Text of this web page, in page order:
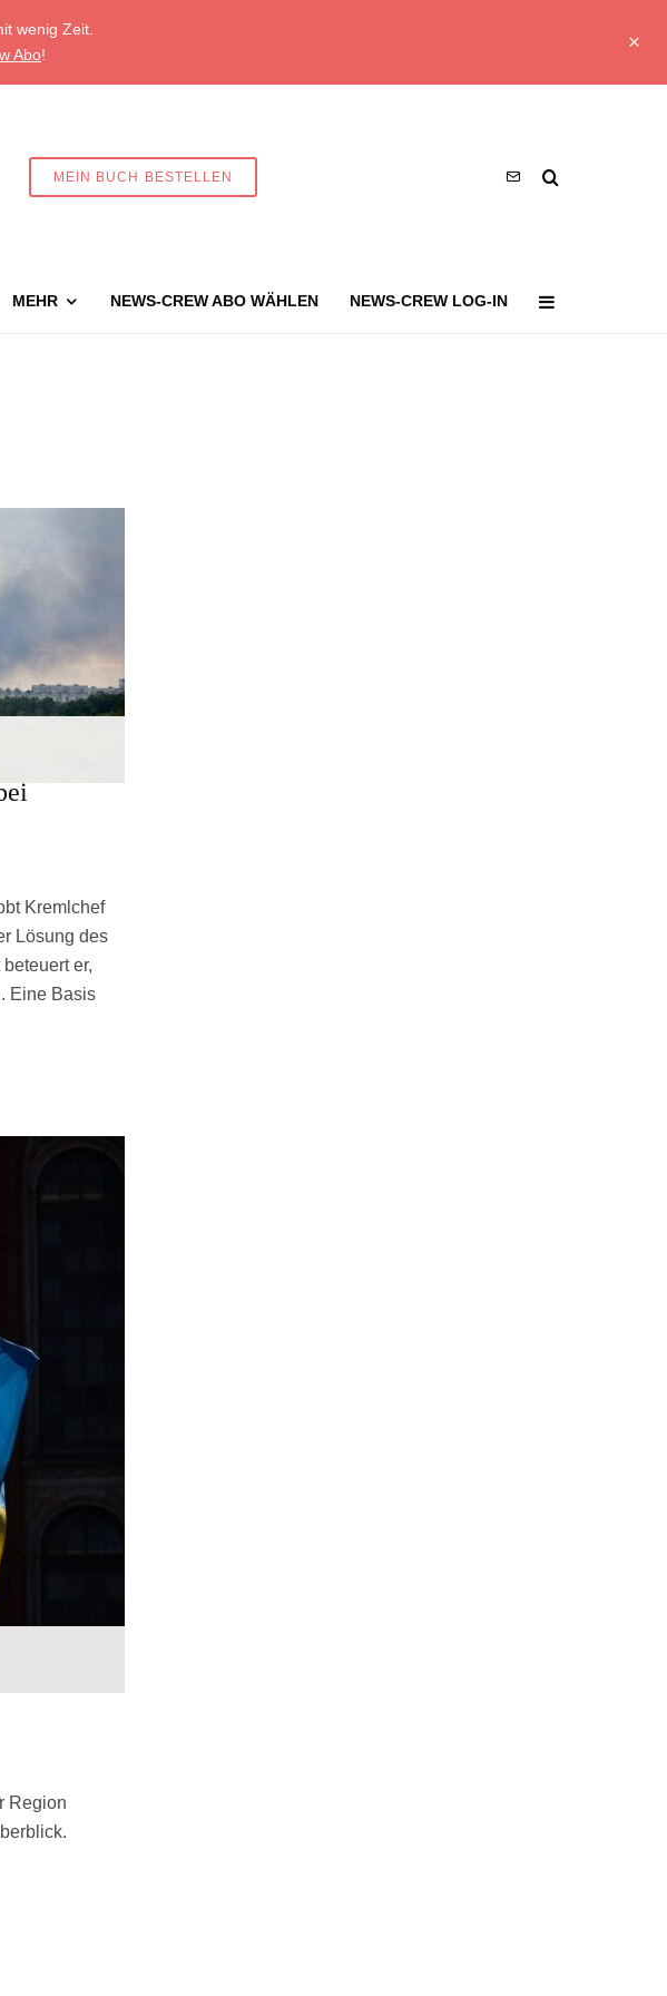
wenig Zeit.
Abo!
MEIN BUCH BESTELLEN
MEHR NEWS-CREW ABO WÄHLEN NEWS-CREW LOG-IN
Kremlchef
Lösung des
er,
Eine Basis
Region